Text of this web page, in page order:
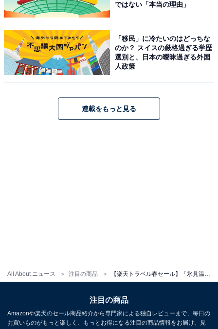
All About ニュース 注目の商品
Amazonのセール商品から売れ筋ランキングまで、毎日のお買いも
のがもっと楽しく、もっとお得になる情報をお届け。編集部員によ
こちらもおすすめ
ではない「本当の理由」
「移民」に冷たいのはどっちな
のか？ スイスの厳格過ぎる学歴
選別と、日本の曖昧過ぎる外国
人政策
連載をもっと見る
注目の商品
Amazonや楽天のセール商品紹介から専門家による独自レビューまで、毎日の
お買いものがもっと楽しく、もっとお得になる注目の商品情報をお届け。見